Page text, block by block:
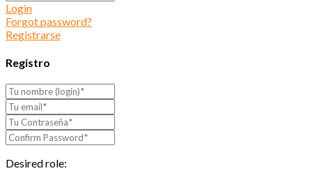
Login
Forgot password?
Registrarse
Registro
Desired role: